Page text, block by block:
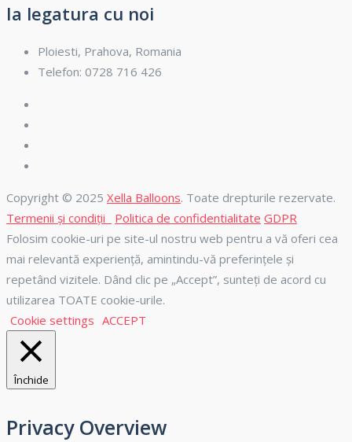
Ia legatura cu noi
Ploiesti, Prahova, Romania
Telefon: 0728 716 426
Copyright © 2025 Xella Balloons. Toate drepturile rezervate.
Termenii și condiții
Politica de confidentialitate GDPR
Folosim cookie-uri pe site-ul nostru web pentru a vă oferi cea
mai relevantă experiență, amintindu-vă preferințele și
repetând vizitele. Dând clic pe „Accept”, sunteți de acord cu
utilizarea TOATE cookie-urile.
Cookie settings ACCEPT
Închide
Privacy Overview